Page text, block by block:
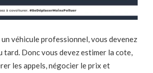
véhicule professionnel, vous devenez
tard. Donc vous devez estimer la cote,
les appels, négocier le prix et